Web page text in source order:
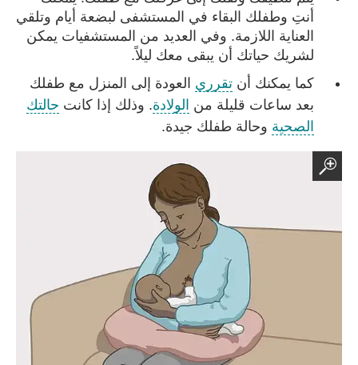
أنتِ وطفلك البقاء في المستشفی لبضعة أیام وتلقي
العناية اللازمة. وفي العديد من المستشفيات يمكن
لشريك حياتك أن يبقى معك ليلاً.
كما يمكنك أن تقرري العودة إلى المنزل مع طفلك
بعد ساعات قليلة من الولادة. وذلك إذا كانت حالتك
الصحية وحالة طفلك جيدة.